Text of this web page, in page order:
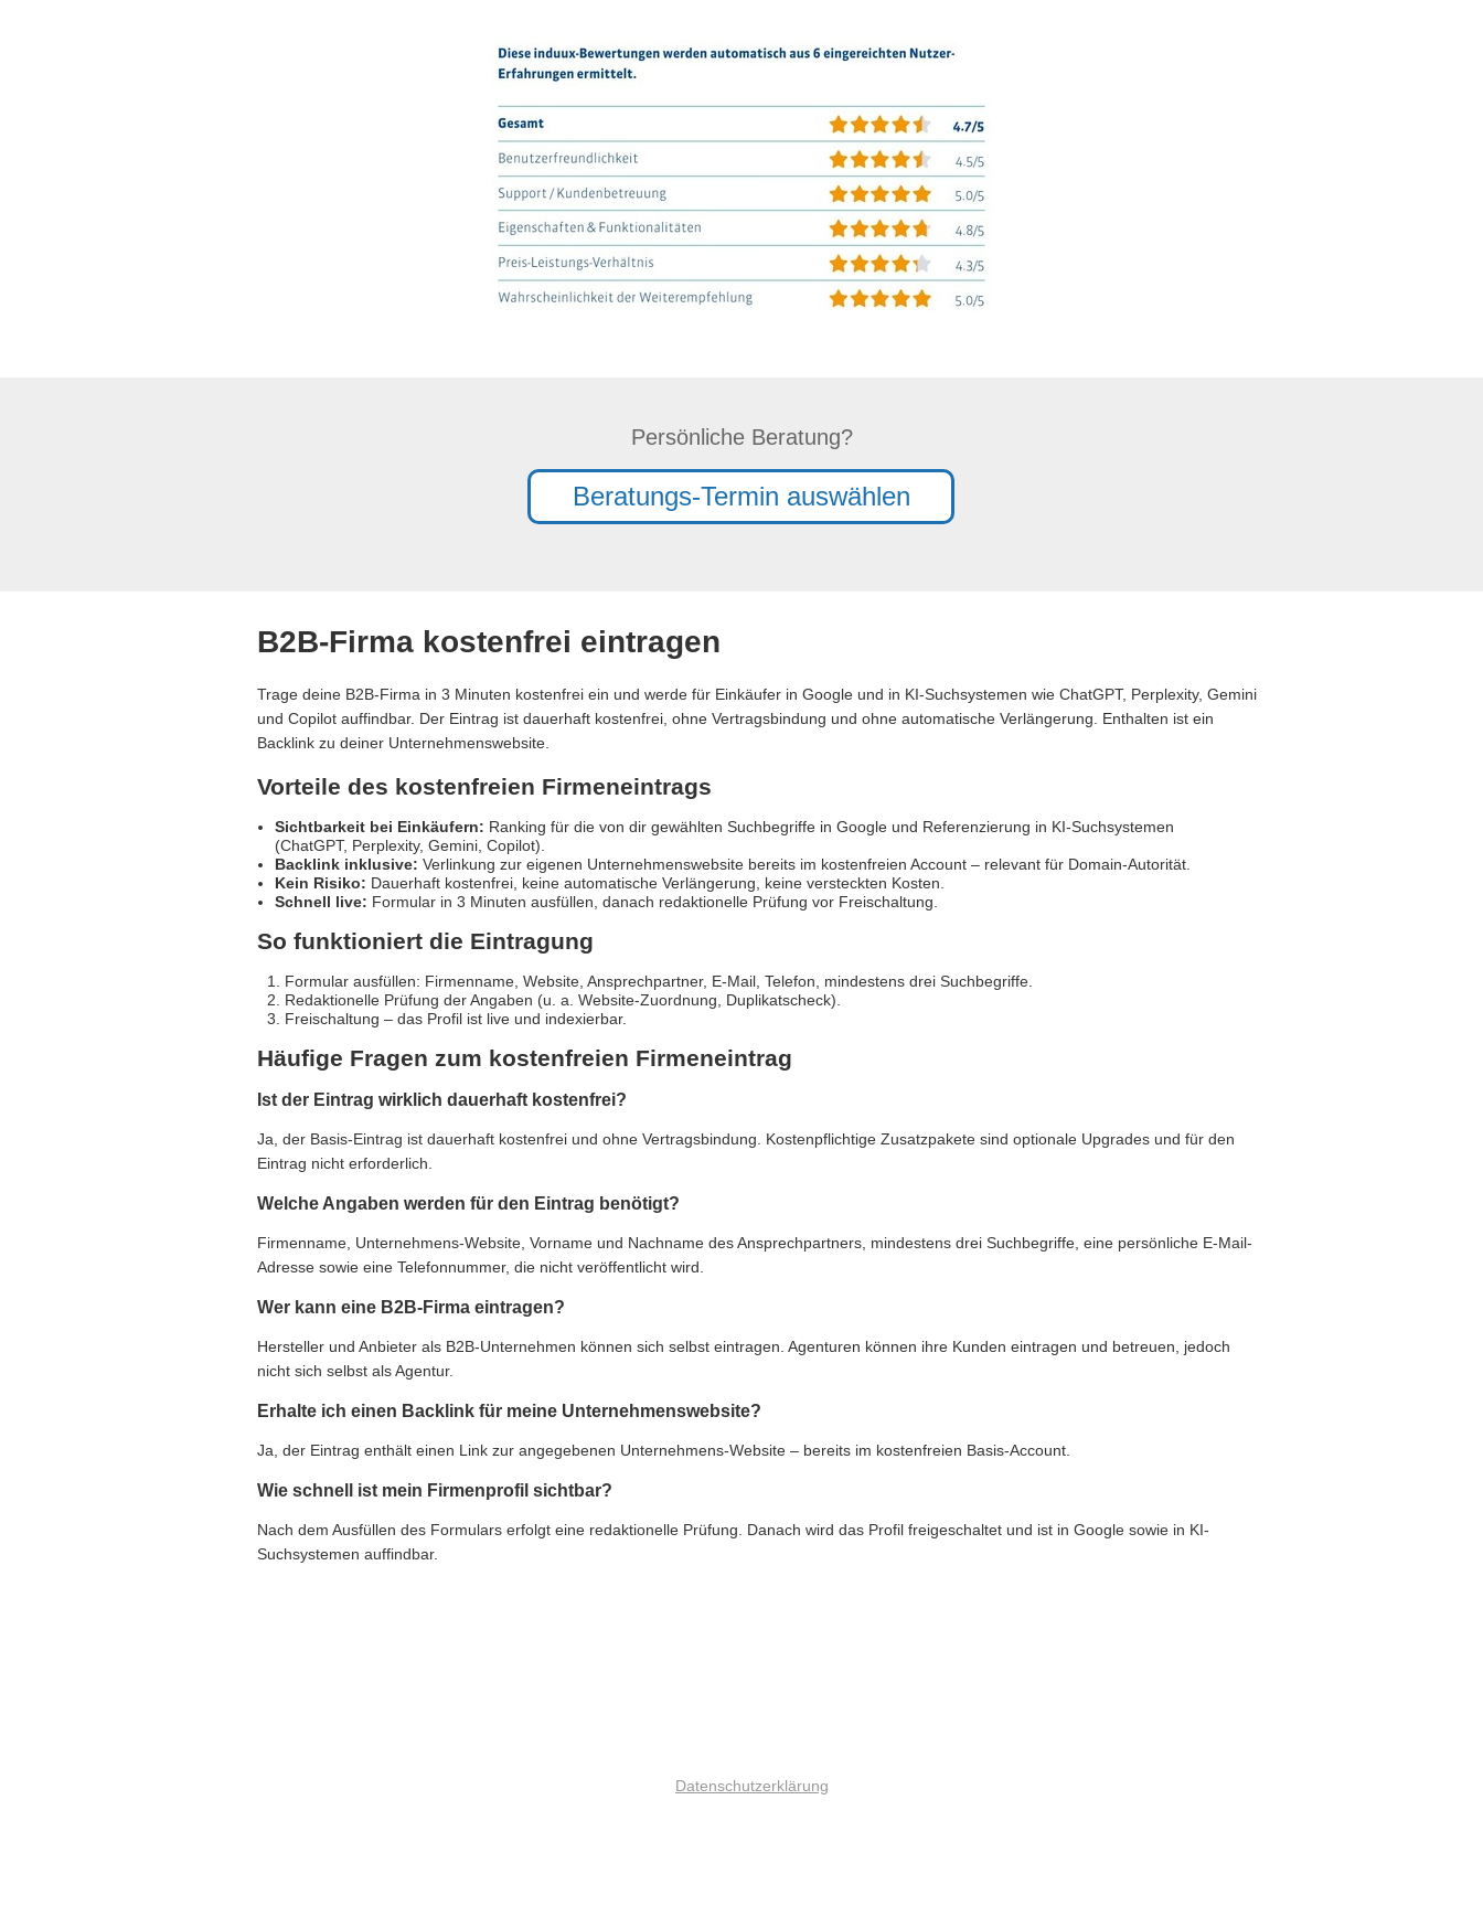
Datenschutzerklärung
Beratungs-Termin auswählen
Persönliche Beratung?
B2B-Firma kostenfrei eintragen
Trage deine B2B-Firma in 3 Minuten kostenfrei ein und werde für Einkäufer in Google und in KI-Suchsystemen wie ChatGPT, Perplexity, Gemini
und Copilot auffindbar. Der Eintrag ist dauerhaft kostenfrei, ohne Vertragsbindung und ohne automatische Verlängerung. Enthalten ist ein
Backlink zu deiner Unternehmenswebsite.
Vorteile des kostenfreien Firmeneintrags
Sichtbarkeit bei Einkäufern: Ranking für die von dir gewählten Suchbegriffe in Google und Referenzierung in KI-Suchsystemen
(ChatGPT, Perplexity, Gemini, Copilot).
Backlink inklusive: Verlinkung zur eigenen Unternehmenswebsite bereits im kostenfreien Account – relevant für Domain-Autorität.
Kein Risiko: Dauerhaft kostenfrei, keine automatische Verlängerung, keine versteckten Kosten.
Schnell live: Formular in 3 Minuten ausfüllen, danach redaktionelle Prüfung vor Freischaltung.
So funktioniert die Eintragung
Formular ausfüllen: Firmenname, Website, Ansprechpartner, E-Mail, Telefon, mindestens drei Suchbegriffe.
Redaktionelle Prüfung der Angaben (u. a. Website-Zuordnung, Duplikatscheck).
Freischaltung – das Profil ist live und indexierbar.
Häufige Fragen zum kostenfreien Firmeneintrag
Ist der Eintrag wirklich dauerhaft kostenfrei?
Ja, der Basis-Eintrag ist dauerhaft kostenfrei und ohne Vertragsbindung. Kostenpflichtige Zusatzpakete sind optionale Upgrades und für den
Eintrag nicht erforderlich.
Welche Angaben werden für den Eintrag benötigt?
Firmenname, Unternehmens-Website, Vorname und Nachname des Ansprechpartners, mindestens drei Suchbegriffe, eine persönliche E-Mail-
Adresse sowie eine Telefonnummer, die nicht veröffentlicht wird.
Wer kann eine B2B-Firma eintragen?
Hersteller und Anbieter als B2B-Unternehmen können sich selbst eintragen. Agenturen können ihre Kunden eintragen und betreuen, jedoch
nicht sich selbst als Agentur.
Erhalte ich einen Backlink für meine Unternehmenswebsite?
Ja, der Eintrag enthält einen Link zur angegebenen Unternehmens-Website – bereits im kostenfreien Basis-Account.
Wie schnell ist mein Firmenprofil sichtbar?
Nach dem Ausfüllen des Formulars erfolgt eine redaktionelle Prüfung. Danach wird das Profil freigeschaltet und ist in Google sowie in KI-
Suchsystemen auffindbar.